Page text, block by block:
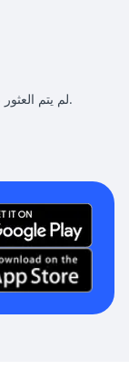
لم يتم العثور على مقالات مطابقة للبحث الذي تم تحديده.